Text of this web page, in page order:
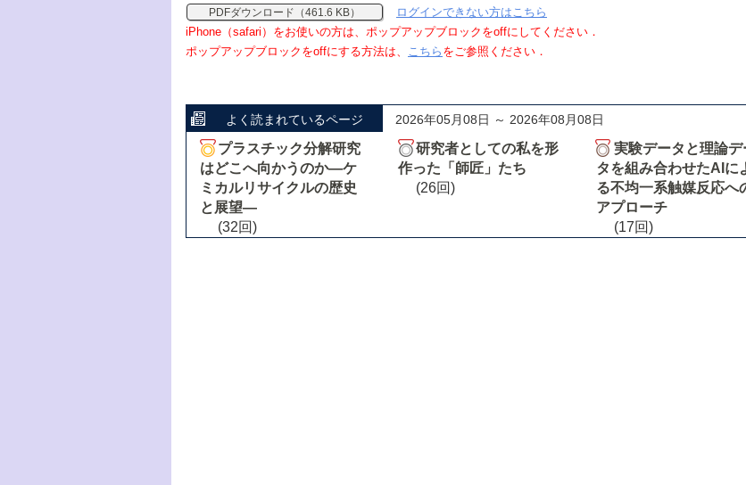
PDFダウンロード（461.6 KB）
ログインできない方はこちら
iPhone（safari）をお使いの方は、ポップアップブロックをoffにしてください．
ポップアップブロックをoffにする方法は、 こちら をご参照ください．
よく読まれているページ 2026年05月08日 ～ 2026年08月08日
プラスチック分解研究
はどこへ向かうのか―ケ
ミカルリサイクルの歴史
と展望―
(32回)
研究者としての私を形
作った「師匠」たち
(26回)
実験データと理論デ
タを組み合わせたAIに
る不均一系触媒反応へ
アプローチ
(17回)